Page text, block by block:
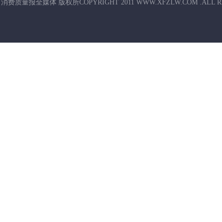
消费质量报全媒体 版权所COPYRIGHT 2011 WWW.XFZLW.COM .ALL